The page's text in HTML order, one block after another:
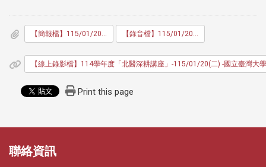
【線上錄影檔】114學年度「北醫深耕講座」-115/01/20(二) -國立臺灣
Print this page
聯絡資訊